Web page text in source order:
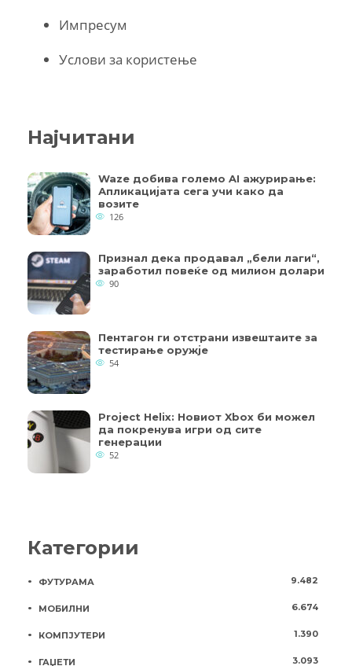
Импресум
Услови за користење
Најчитани
Waze добива големо AI ажурирање:
Апликацијата сега учи како да
возите
126
Признал дека продавал „бели лаги“,
заработил повеќе од милион долари
90
Пентагон ги отстрани извештаите за
тестирање оружје
54
Project Helix: Новиот Xbox би можел
да покренува игри од сите
генерации
52
Категории
ФУТУРАМА 9.482
МОБИЛНИ 6.674
КОМПЈУТЕРИ 1.390
ГАЏЕТИ 3.093